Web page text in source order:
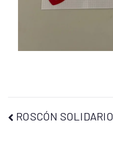
ROSCÓN SOLIDARIO